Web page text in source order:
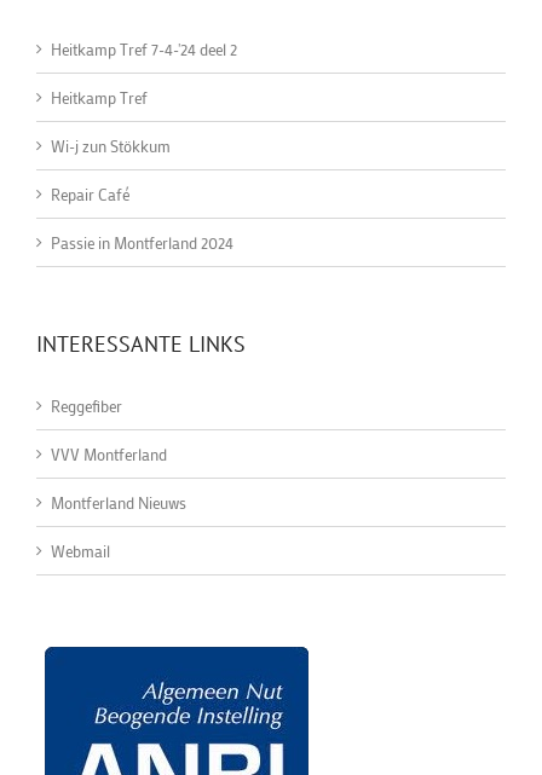
Heitkamp Tref 7-4-'24 deel 2
Heitkamp Tref
Wi-j zun Stökkum
Repair Café
Passie in Montferland 2024
INTERESSANTE LINKS
Reggefiber
VVV Montferland
Montferland Nieuws
Webmail